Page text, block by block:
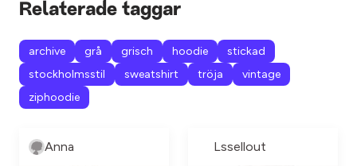
Relaterade taggar
archive grå grisch hoodie
stickad
stockholmsstil
sweatshirt tröja
vintage
ziphoodie
Anna Lssellout